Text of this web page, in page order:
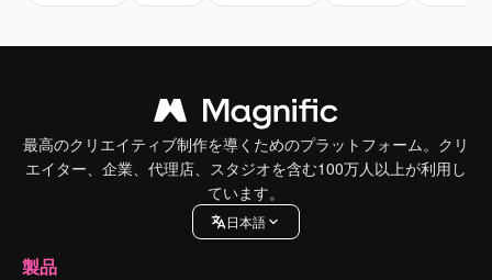
最高のクリエイティブ制作を導くためのプラットフォーム。クリ
エイター、企業、代理店、スタジオを含む100万人以上が利用し
ています。
日本語
製品